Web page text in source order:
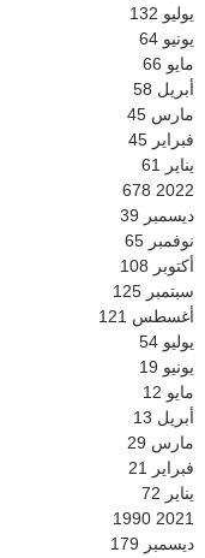
يوليو 132
يونيو 64
مايو 66
أبريل 58
مارس 45
فبراير 45
يناير 61
2022
678
ديسمبر 39
نوفمبر 65
أكتوبر 108
سبتمبر 125
أغسطس 121
يوليو 54
يونيو 19
مايو 12
أبريل 13
مارس 29
فبراير 21
يناير 72
2021
1990
ديسمبر 179